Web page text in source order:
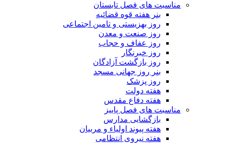
مناسبت های فصل تابستان
بنر هفته قوه قضائیه
روز بهزیستی و تامین اجتماعی
روز صنعت و معدن
روز عفاف و حجاب
روز خبرنگار
روز بازگشت آزادگان
بنر روز جهانی مسجد
روز پزشک
هفته دولت
هفته دفاع مقدس
مناسبت های فصل پاییز
بازگشایی مدارس
هفته پیوند اولیاء و مربیان
هفته نیروی انتظامی